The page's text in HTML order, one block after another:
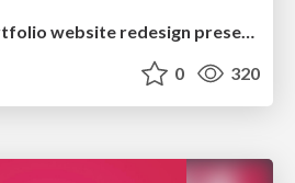
sira's awesome portfolio website redesign presentation
0 320